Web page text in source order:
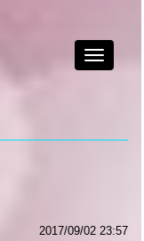
Toggle
2017/09/02 23:57